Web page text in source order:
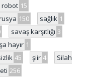
robot 15
150 sağlık 1
savaş karşıtlığı 3
hayır 1
45 şiir 4
Silah
256